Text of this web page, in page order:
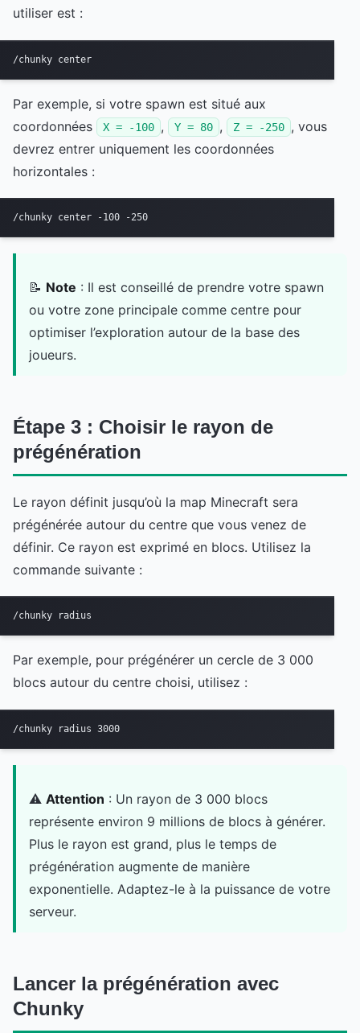
utiliser est :
/chunky center
Par exemple, si votre spawn est situé aux
coordonnées
X = -100 , Y = 80 , Z = -250 , vous
devrez entrer uniquement les coordonnées
horizontales :
/chunky center -100 -250
📝 Note : Il est conseillé de prendre votre spawn
ou votre zone principale comme centre pour
optimiser l’exploration autour de la base des
joueurs.
Étape 3 : Choisir le rayon de
prégénération
Le rayon définit jusqu’où la map Minecraft sera
prégénérée autour du centre que vous venez de
définir. Ce rayon est exprimé en blocs. Utilisez la
commande suivante :
/chunky radius
Par exemple, pour prégénérer un cercle de 3 000
blocs autour du centre choisi, utilisez :
/chunky radius 3000
⚠️ Attention : Un rayon de 3 000 blocs
représente environ 9 millions de blocs à générer.
Plus le rayon est grand, plus le temps de
prégénération augmente de manière
exponentielle. Adaptez-le à la puissance de votre
serveur.
Lancer la prégénération avec
Chunky